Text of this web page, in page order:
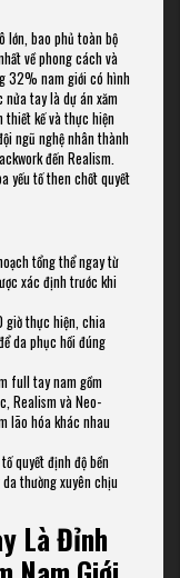
lớn, bao phủ toàn bộ
về phong cách và
32% nam giới có hình
nửa tay là dự án xăm
thiết kế và thực hiện
ngũ nghệ nhân thành
đến Realism.
yếu tố then chốt quyết
tổng thể ngay từ
xác định trước khi
giờ thực hiện, chia
da phục hồi đúng
full tay nam gồm
Realism và Neo-
lão hóa khác nhau
quyết định độ bền
thường xuyên chịu
Là Đỉnh